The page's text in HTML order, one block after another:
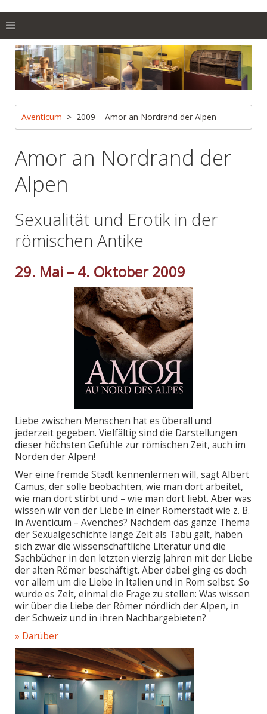
Aventicum 2009 – Amor an Nordrand der Alpen
Amor an Nordrand der
Alpen
Sexualität und Erotik in der
römischen Antike
29. Mai – 4. Oktober 2009
Liebe zwischen Menschen hat es überall und
jederzeit gegeben. Vielfältig sind die Darstellungen
dieser höchsten Gefühle zur römischen Zeit, auch im
Norden der Alpen!
Wer eine fremde Stadt kennenlernen will, sagt Albert
Camus, der solle beobachten, wie man dort arbeitet,
wie man dort stirbt und – wie man dort liebt. Aber was
wissen wir von der Liebe in einer Römerstadt wie z. B.
in Aventicum – Avenches? Nachdem das ganze Thema
der Sexualgeschichte lange Zeit als Tabu galt, haben
sich zwar die wissenschaftliche Literatur und die
Sachbücher in den letzten vierzig Jahren mit der Liebe
der alten Römer beschäftigt. Aber dabei ging es doch
vor allem um die Liebe in Italien und in Rom selbst. So
wurde es Zeit, einmal die Frage zu stellen: Was wissen
wir über die Liebe der Römer nördlich der Alpen, in
der Schweiz und in ihren Nachbargebieten?
» Darüber